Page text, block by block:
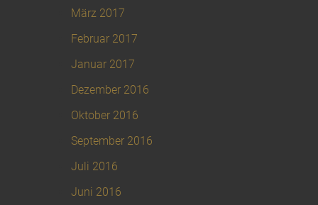
März 2017
Februar 2017
Januar 2017
Dezember 2016
Oktober 2016
September 2016
Juli 2016
Juni 2016